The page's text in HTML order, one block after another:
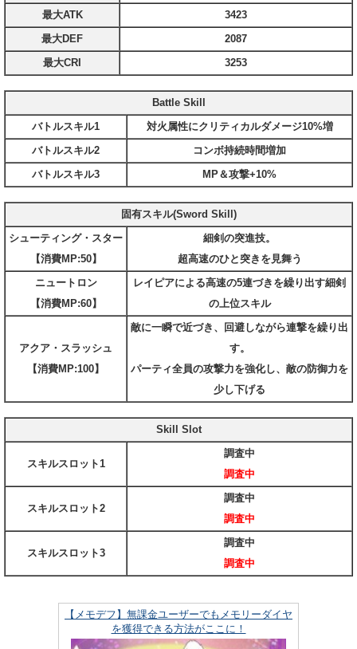
最大ATK
3423
最大DEF
2087
最大CRI
3253
Battle Skill
バトルスキル1
対火属性にクリティカルダメージ10%増
バトルスキル2
コンボ持続時間増加
バトルスキル3
MP＆攻撃+10%
固有スキル(Sword Skill)
シューティング・スター
【消費MP:50】
細剣の突進技。
超高速のひと突きを見舞う
ニュートロン
【消費MP:60】
レイピアによる高速の5連づきを繰り出す細剣
の上位スキル
アクア・スラッシュ
【消費MP:100】
敵に一瞬で近づき、回避しながら連撃を繰り出
す。
パーティ全員の攻撃力を強化し、敵の防御力を
少し下げる
Skill Slot
スキルスロット1
調査中
調査中
スキルスロット2
調査中
調査中
スキルスロット3
調査中
調査中
【メモデフ】無課金ユーザーでもメモリーダイヤ
を獲得できる方法がここに！